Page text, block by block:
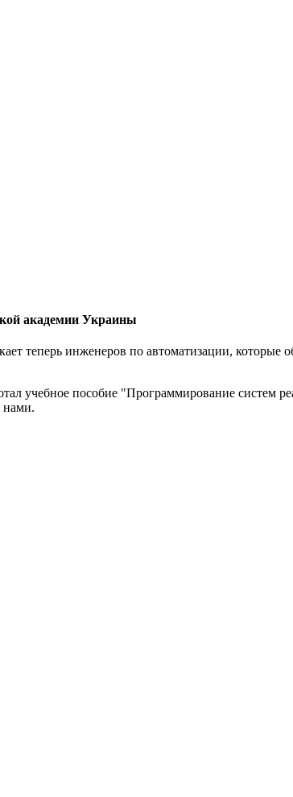
академии Украины
теперь инженеров по автоматизации, которые
учебное пособие "Программирование систем
нами.